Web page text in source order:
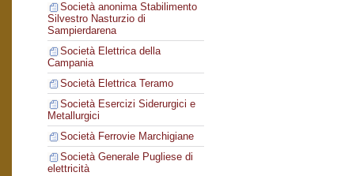
Società anonima Stabilimento
Silvestro Nasturzio di
Sampierdarena
Società Elettrica della
Campania
Società Elettrica Teramo
Società Esercizi Siderurgici e
Metallurgici
Società Ferrovie Marchigiane
Società Generale Pugliese di
elettricità